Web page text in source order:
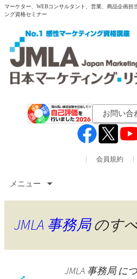
マーケター、WEBコンサルタント、営業、商品企画担
ング資格セミナー
お問い合
会員規約
メニュー
JMLA 事務局のす
JMLA 事務局 に